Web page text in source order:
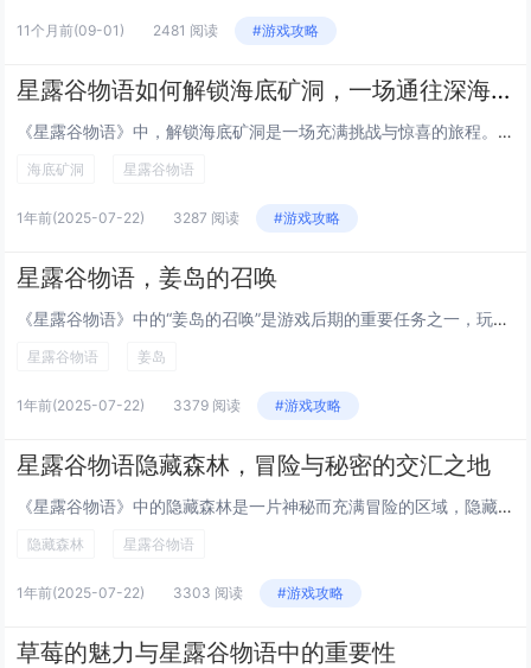
11个月前(09-01) 2481 阅读 #游戏攻略
星露谷物语如何解锁海底矿洞，一场通往深海的奇幻冒险
《星露谷物语》中，解锁海底矿洞是一场充满挑战与惊喜的旅程。玩家需先完成特定任务，获得“深海潜水艇”图纸，并收集材料制造潜水艇。随后，驾驶潜水艇前往地图上的神秘海域，探索隐藏洞穴，逐步深入海底矿洞。矿洞内不仅有丰富的稀有资源，还有独特的怪物和...
海底矿洞 星露谷物语
1年前(2025-07-22) 3287 阅读 #游戏攻略
星露谷物语，姜岛的召唤
《星露谷物语》中的“姜岛的召唤”是游戏后期的重要任务之一，玩家需通过收集特殊物品“姜岛船票”来解锁前往姜岛的旅程。该任务通常在完成社区中心或弃船任务后触发，标志着游戏进入新的探索阶段。姜岛上不仅有独特的环境和生物群落，还隐藏着古老遗迹和强大...
星露谷物语 姜岛
1年前(2025-07-22) 3379 阅读 #游戏攻略
星露谷物语隐藏森林，冒险与秘密的交汇之地
《星露谷物语》中的隐藏森林是一片神秘而充满冒险的区域，隐藏着许多不为人知的秘密。玩家需要通过特定任务或条件才能进入这片幽静而古老的森林。不仅可以发现稀有的植物和资源，还能遇到独特的NPC和触发特殊事件。森林中散布着古老的遗迹、隐藏的洞穴以及...
隐藏森林 星露谷物语
1年前(2025-07-22) 3303 阅读 #游戏攻略
草莓的魅力与星露谷物语中的重要性